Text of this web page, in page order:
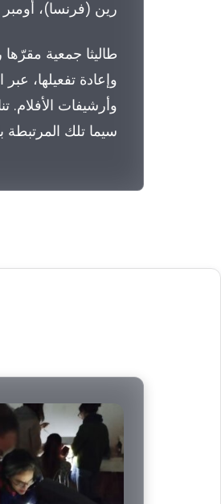
رين (فرنسا)، أومبر إليكتريك / 2025 / طاليثا،
طاليثا جمعية
وإعادة تفعيلها،
وأرشيفات الأفلام.
سيما تلك المرتبطة